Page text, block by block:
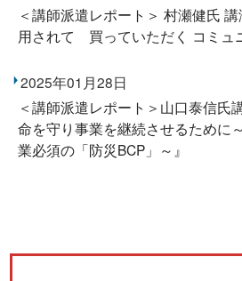
＜講師派遣レポート＞ 村瀬健氏
用されて 買っていただく コミュ
2025年01月28日
＜講師派遣レポート＞山口泰信氏
命を守り事業を継続させるために
業必須の「防災BCP」～』